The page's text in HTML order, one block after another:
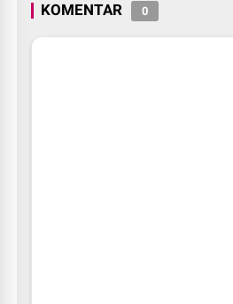
KOMENTAR 0